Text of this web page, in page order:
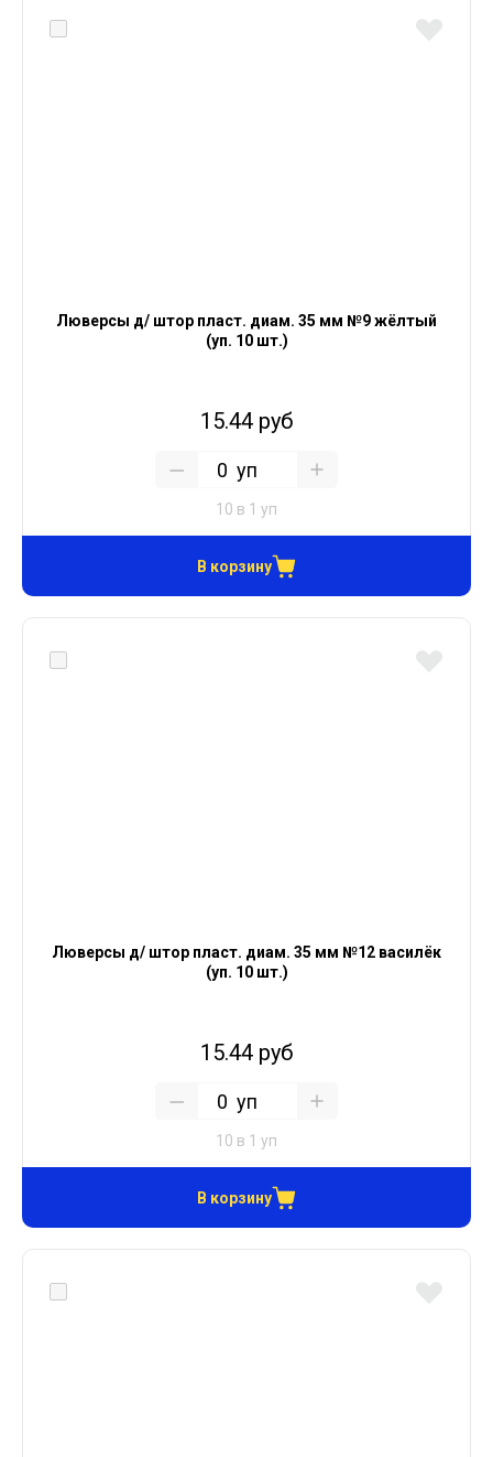
Люверсы д/ штор пласт. диам. 35 мм №9 жёлтый
(уп. 10 шт.)
15.44 руб
уп
10 в 1 уп
В корзину
Люверсы д/ штор пласт. диам. 35 мм №12 василёк
(уп. 10 шт.)
15.44 руб
уп
10 в 1 уп
В корзину